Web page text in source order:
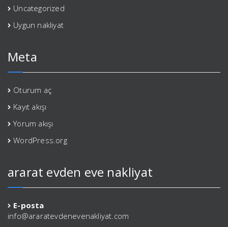
Uncategorized
Uygun nakliyat
Meta
Oturum aç
Kayıt akışı
Yorum akışı
WordPress.org
ararat evden eve nakliyat
E-posta
info@araratevdenevenakliyat.com